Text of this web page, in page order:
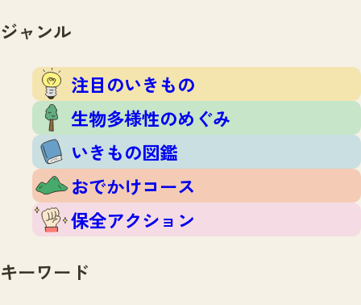
生物多様性のめぐみ
おでかけコース
保全アクション
調査レポート
調査レポートTOP
調査結果
ふくおかいきものマップ
マッチング
マッチングTOP
掲載申し込みフォーム
お問合せ
ジャンル
注目のいきもの
生物多様性のめぐみ
いきもの図鑑
おでかけコース
保全アクション
キーワード